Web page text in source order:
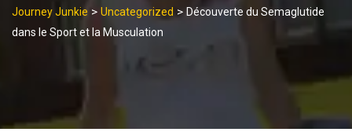
Journey Junkie > Uncategorized >Découverte du Semaglutide
dans le Sport et la Musculation